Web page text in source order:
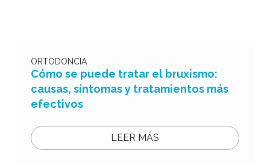
ORTODONCIA
Cómo se puede tratar el bruxismo:
causas, síntomas y tratamientos más
efectivos
LEER MÁS